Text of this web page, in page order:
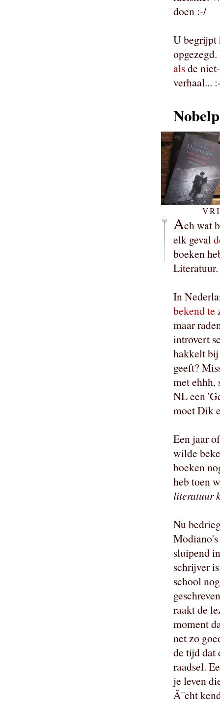
doen :-/
U begrijpt
alsde
verhaal...
Ach wat
elk geval
boeken
Literatuur.
In
bekend te
maar
introvert
hakkelt bij
geeft?
met ehhh,
NL een
moet Dik
Een jaar
wilde
boeken
heb toen
literatuur
Nu
sluipend
schrijver
school
raakt de
moment
net zo
de tijd dat
raadsel.
je leven
Ã¨cht